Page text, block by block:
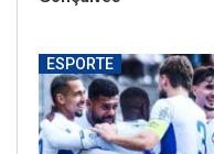
ESPORTE